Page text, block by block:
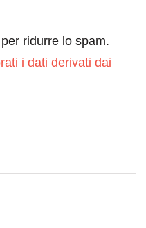
ridurre lo spam.
i dati derivati dai